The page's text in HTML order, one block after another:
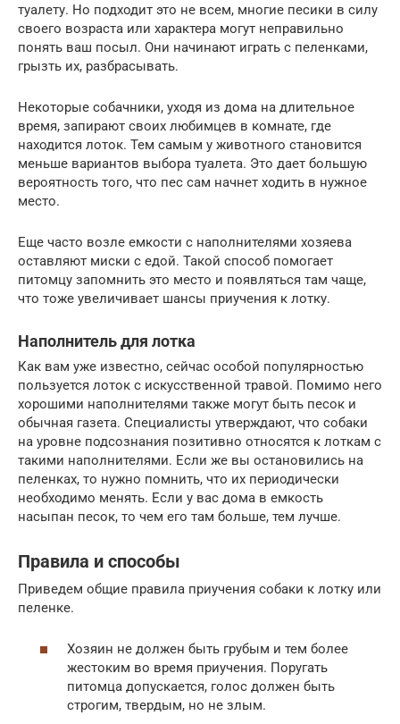
туалету. Но подходит это не всем, многие песики в силу
своего возраста или характера могут неправильно
понять ваш посыл. Они начинают играть с пеленками,
грызть их, разбрасывать.
Некоторые собачники, уходя из дома на длительное
время, запирают своих любимцев в комнате, где
находится лоток. Тем самым у животного становится
меньше вариантов выбора туалета. Это дает большую
вероятность того, что пес сам начнет ходить в нужное
место.
Еще часто возле емкости с наполнителями хозяева
оставляют миски с едой. Такой способ помогает
питомцу запомнить это место и появляться там чаще,
что тоже увеличивает шансы приучения к лотку.
Наполнитель для лотка
Как вам уже известно, сейчас особой популярностью
пользуется лоток с искусственной травой. Помимо него
хорошими наполнителями также могут быть песок и
обычная газета. Специалисты утверждают, что собаки
на уровне подсознания позитивно относятся к лоткам с
такими наполнителями. Если же вы остановились на
пеленках, то нужно помнить, что их периодически
необходимо менять. Если у вас дома в емкость
насыпан песок, то чем его там больше, тем лучше.
Правила и способы
Приведем общие правила приучения собаки к лотку или
пеленке.
Хозяин не должен быть грубым и тем более
жестоким во время приучения. Поругать
питомца допускается, голос должен быть
строгим, твердым, но не злым.